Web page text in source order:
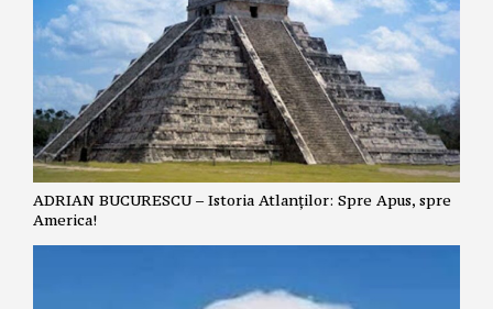
ADRIAN BUCURESCU – Istoria Atlanților: Spre Apus, spre
America!